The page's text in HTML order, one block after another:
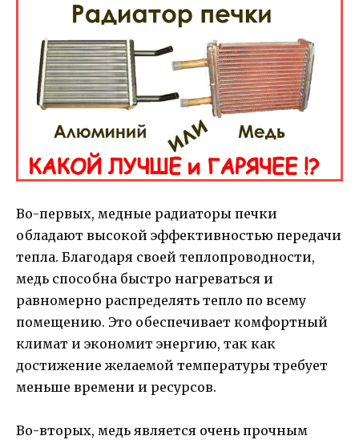
Во-первых, медные радиаторы печки
обладают высокой эффективностью передачи
тепла. Благодаря своей теплопроводности,
медь способна быстро нагреваться и
равномерно распределять тепло по всему
помещению. Это обеспечивает комфортный
климат и экономит энергию, так как
достижение желаемой температуры требует
меньше времени и ресурсов.
Во-вторых, медь является очень прочным